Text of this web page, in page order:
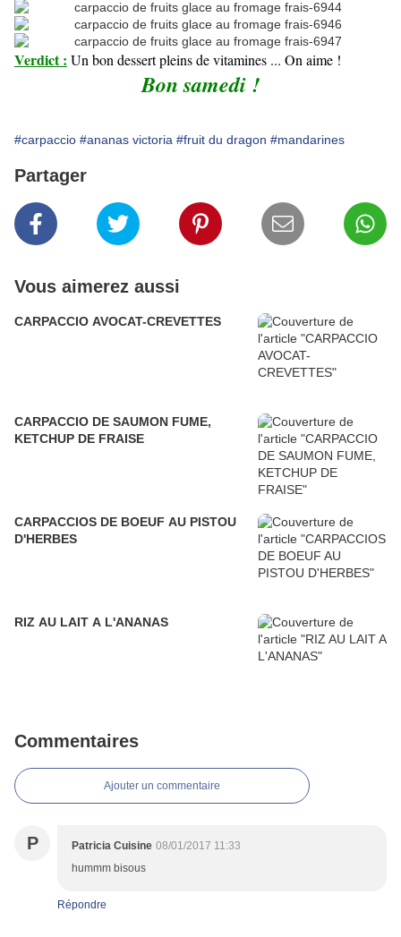
Verdict : Un bon dessert pleins de vitamines ... On aime !
Bon samedi !
#carpaccio #ananas victoria #fruit du dragon #mandarines
Partager
Vous aimerez aussi
CARPACCIO AVOCAT-CREVETTES
CARPACCIO DE SAUMON FUME,
KETCHUP DE FRAISE
CARPACCIOS DE BOEUF AU PISTOU
D'HERBES
RIZ AU LAIT A L'ANANAS
Commentaires
Ajouter un commentaire
P Patricia Cuisine 08/01/2017 11:33
hummm bisous
Répondre